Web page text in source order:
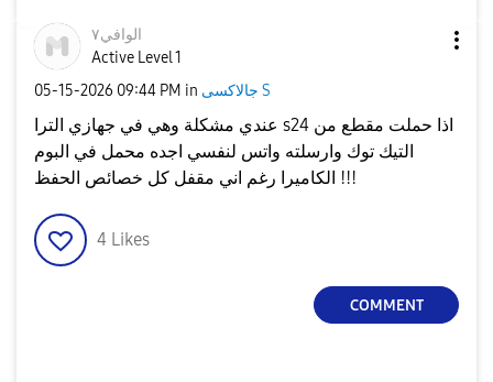
الوافي٧
Active Level 1
‎05-15-2026 09:44 PM in جالاكسى S
عندي مشكلة وهي في جهازي الترا s24 اذا حملت مقطع من
التيك توك وارسلته واتس لنفسي اجده محمل في البوم
الكاميرا رغم اني مقفل كل خصائص الحفظ !!!
4 Likes
COMMENT